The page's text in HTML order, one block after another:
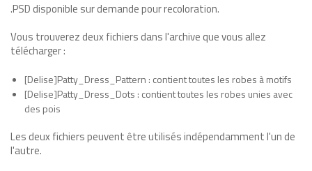
.PSD disponible sur demande pour recoloration.
Vous trouverez deux fichiers dans l'archive que vous allez
télécharger :
[Delise]Patty_Dress_Pattern : contient toutes les robes à motifs
[Delise]Patty_Dress_Dots : contient toutes les robes unies avec
des pois
Les deux fichiers peuvent être utilisés indépendamment l'un de
l'autre.